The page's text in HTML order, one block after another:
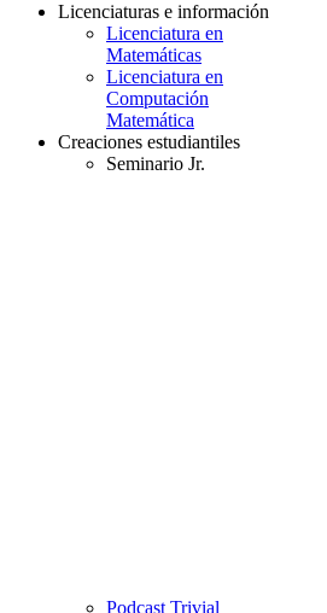
Licenciaturas e información
Licenciatura en
Matemáticas
Licenciatura en
Computación
Matemática
Creaciones estudiantiles
Seminario Jr.
Podcast Trivial